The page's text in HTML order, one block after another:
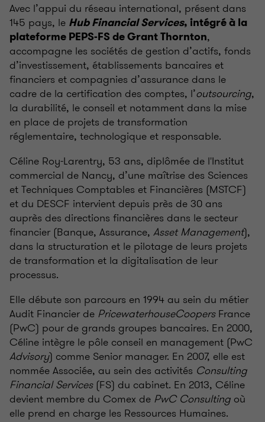
Avec l’appui du réseau international, présent dans
145 pays, le Hub Financial Services, intégré à la
plateforme PEPS-FS de Grant Thornton,
accompagne les sociétés de gestion d’actifs, fonds
d’investissement, établissements bancaires et
financiers et compagnies d’assurance dans le
cadre de la certification des comptes, l’outsourcing,
la durabilité, le conseil et notamment dans la mise
en place de projets de transformation
réglementaire, technologique et responsable.
Céline Roy-Larentry, 53 ans, diplômée de l'Institut
commercial de Nancy, d’une maîtrise des Sciences
et Techniques Comptables et Financières (MSTCF)
et du DESCF intervient depuis près de 30 ans
auprès des directions financières dans le secteur
financier (Banque, Assurance, Asset Management),
dans la structuration et le pilotage de leurs projets
de transformation et la digitalisation de leur
processus.
Elle débute son parcours en 1994 au sein du métier
Audit Financier de PricewaterhouseCoopersFrance
(PwC) pour de grands groupes bancaires. En 2000,
Céline intègre le pôle conseil en management (PwC
Advisory) comme Senior manager. En 2007, elle est
nommée Associée, au sein des activités Consulting
Financial Services(FS) du cabinet. En 2013, Céline
devient membre du Comex de PwC Consulting où
elle prend en charge les Ressources Humaines.